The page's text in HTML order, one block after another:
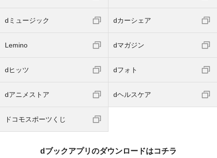
dミュージック dカーシェア
Lemino dマガジン
dヒッツ dフォト
dアニメストア dヘルスケア
ドコモスポーツくじ
dブックアプリのダウンロードはコチラ